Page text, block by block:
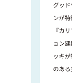
グッ
ンが
『カ
ョン
ッキ
のある